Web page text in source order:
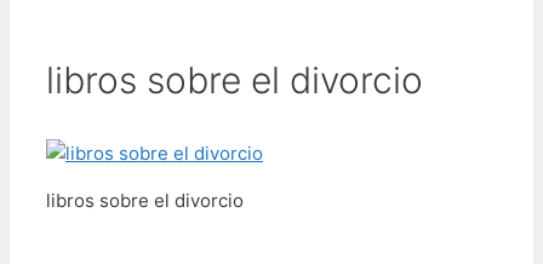
libros sobre el divorcio
libros sobre el divorcio